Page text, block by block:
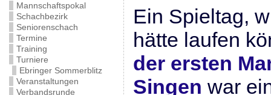
Mannschaftspokal
Schachbezirk
Seniorenschach
Termine
Training
Turniere
Ebringer Sommerblitz
Veranstaltungen
Verbandsrunde
Ein Spieltag,
hätte laufen
der ersten
Singen war